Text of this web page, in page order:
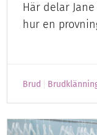
Här delar
hur en
Brud